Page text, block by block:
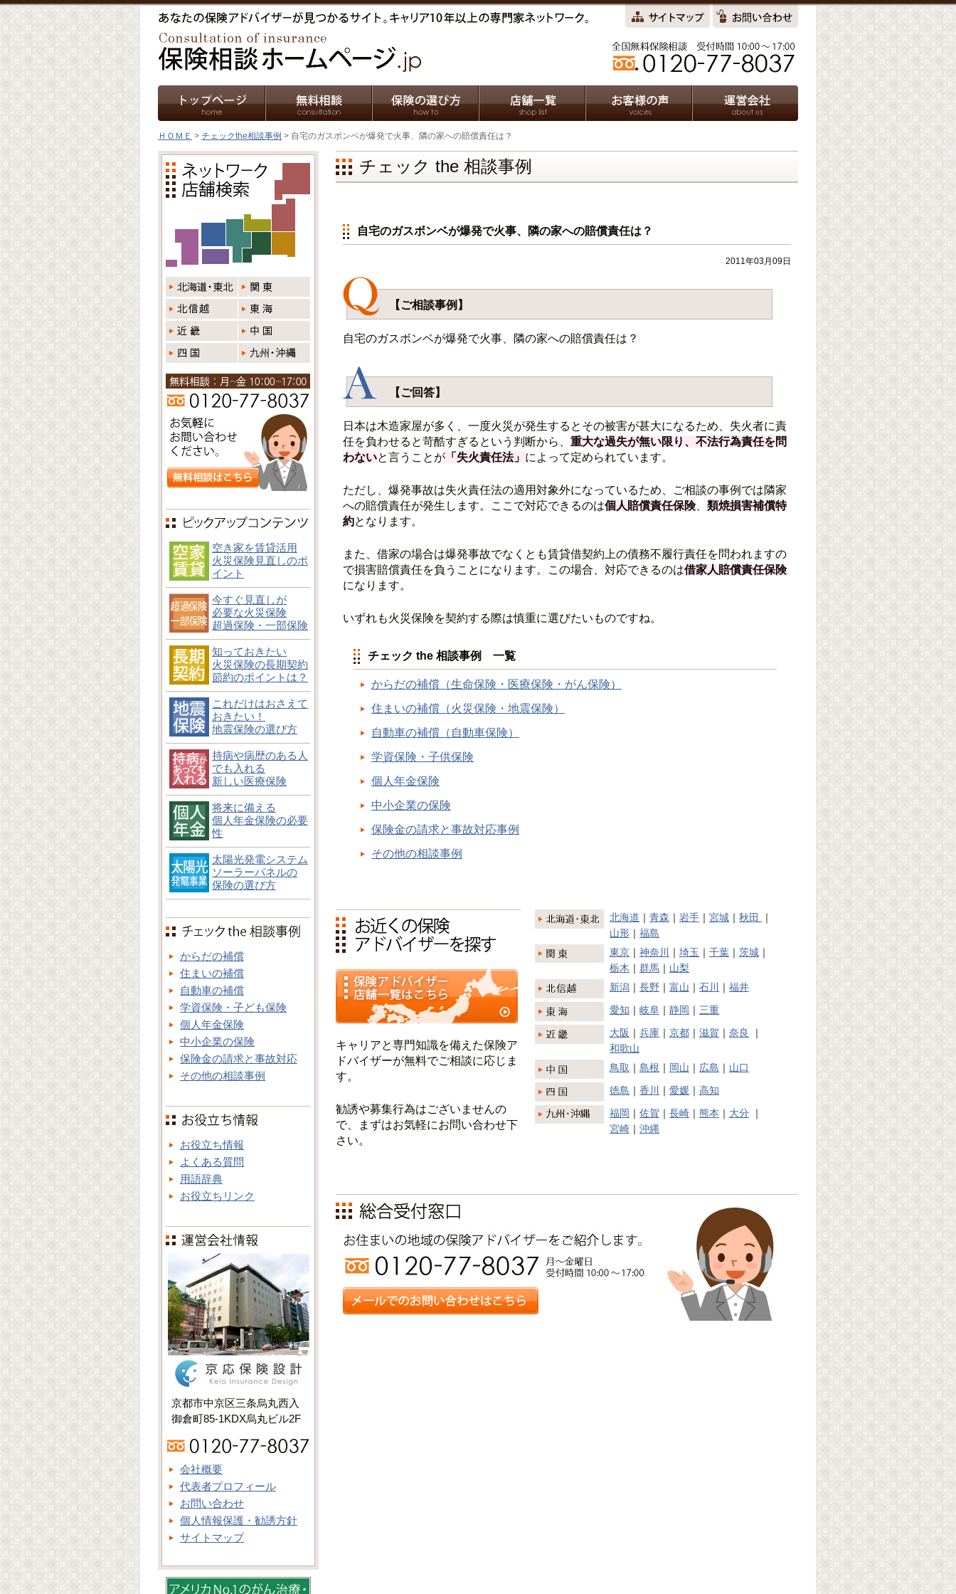
ＨＯＭＥ > チェックthe相談事例 > 自宅のガスボンベが爆発で火事、隣の家への賠償責任は？
チェック the 相談事例
自宅のガスボンベが爆発で火事、隣の家への賠償責任は？
2011年03月09日
【ご相談事例】
自宅のガスボンベが爆発で火事、隣の家への賠償責任は？
【ご回答】
日本は木造家屋が多く、一度火災が発生するとその被害が甚大になるため、失火者に責
任を負わせると苛酷すぎるという判断から、 重大な過失が無い限り、不法行為責任を問
わないと言うことが 「失火責任法」 によって定められています。
ただし、爆発事故は失火責任法の適用対象外になっているため、ご相談の事例では隣家
への賠償責任が発生します。ここで対応できるのは個人賠償責任保険、 類焼損害補償特
約となります。
また、借家の場合は爆発事故でなくとも賃貸借契約上の債務不履行責任を問われますの
で損害賠償責任を負うことになります。この場合、対応できるのは借家人賠償責任保険
になります。
いずれも火災保険を契約する際は慎重に選びたいものですね。
チェック the 相談事例 一覧
からだの補償（生命保険・医療保険・がん保険）
住まいの補償（火災保険・地震保険）
自動車の補償（自動車保険）
学資保険・子供保険
個人年金保険
中小企業の保険
保険金の請求と事故対応事例
その他の相談事例
キャリアと専門知識を備えた保険ア
ドバイザーが無料でご相談に応じま
す。
勧誘や募集行為はございませんの
で、まずはお気軽にお問い合わせ下
さい。
北海道 ｜ 青森 ｜ 岩手 ｜ 宮城 ｜ 秋田
｜
山形 ｜ 福島
東京 ｜ 神奈川 ｜ 埼玉 ｜ 千葉 ｜ 茨城 ｜
栃木 ｜ 群馬 ｜ 山梨
新潟 ｜ 長野 ｜ 富山 ｜ 石川 ｜ 福井
愛知 ｜ 岐阜 ｜ 静岡 ｜ 三重
大阪 ｜ 兵庫 ｜ 京都 ｜ 滋賀 ｜ 奈良
｜
和歌山
鳥取 ｜ 島根 ｜ 岡山 ｜ 広島 ｜ 山口
徳島 ｜ 香川 ｜ 愛媛 ｜ 高知
福岡 ｜ 佐賀 ｜ 長崎 ｜ 熊本 ｜ 大分 ｜
宮崎 ｜ 沖縄
空き家を賃貸活用
火災保険見直しのポ
イント
今すぐ見直しが
必要な火災保険
超過保険・一部保険
知っておきたい
火災保険の長期契約
節約のポイントは？
これだけはおさえて
おきたい！
地震保険の選び方
持病や病歴のある人
でも入れる
新しい医療保険
将来に備える
個人年金保険の必要
性
太陽光発電システム
ソーラーパネルの
保険の選び方
からだの補償
住まいの補償
自動車の補償
学資保険・子ども保険
個人年金保険
中小企業の保険
保険金の請求と事故対応
その他の相談事例
お役立ち情報
よくある質問
用語辞典
お役立ちリンク
京都市中京区三条烏丸西入
御倉町85-1KDX烏丸ビル2F
会社概要
代表者プロフィール
お問い合わせ
個人情報保護・勧誘方針
サイトマップ